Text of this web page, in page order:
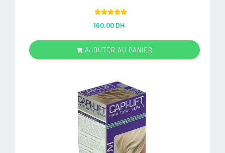
out of 5
160.00 DH
AJOUTER AU PANIER